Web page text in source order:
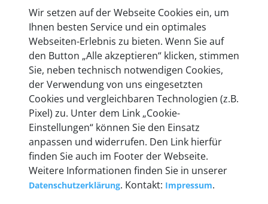
In den Kfz-Diagnosegeräten von autoaid stecken
mehr als 10 Jahre Erfahrung, und auch in Zukunft
entwickeln wir unsere Produkte am Standort in
Berlin laufend weiter. Auf diese Qualität vertrauen
heute mehr als 60.000 Privatkunden und
Unternehmen.
Technische Details &
Lieferumfang
Wir setzen auf der Webseite Cookies ein, um
Ihnen besten Service und ein optimales
Webseiten-Erlebnis zu bieten. Wenn Sie auf
den Button „Alle akzeptieren“ klicken, stimmen
Sie, neben technisch notwendigen Cookies,
der Verwendung von uns eingesetzten
Cookies und vergleichbaren Technologien (z.B.
Pixel) zu. Unter dem Link „Cookie-
Einstellungen“ können Sie den Einsatz
anpassen und widerrufen. Den Link hierfür
finden Sie auch im Footer der Webseite.
Weitere Informationen finden Sie in unserer
Datenschutzerklärung. Kontakt: Impressum.